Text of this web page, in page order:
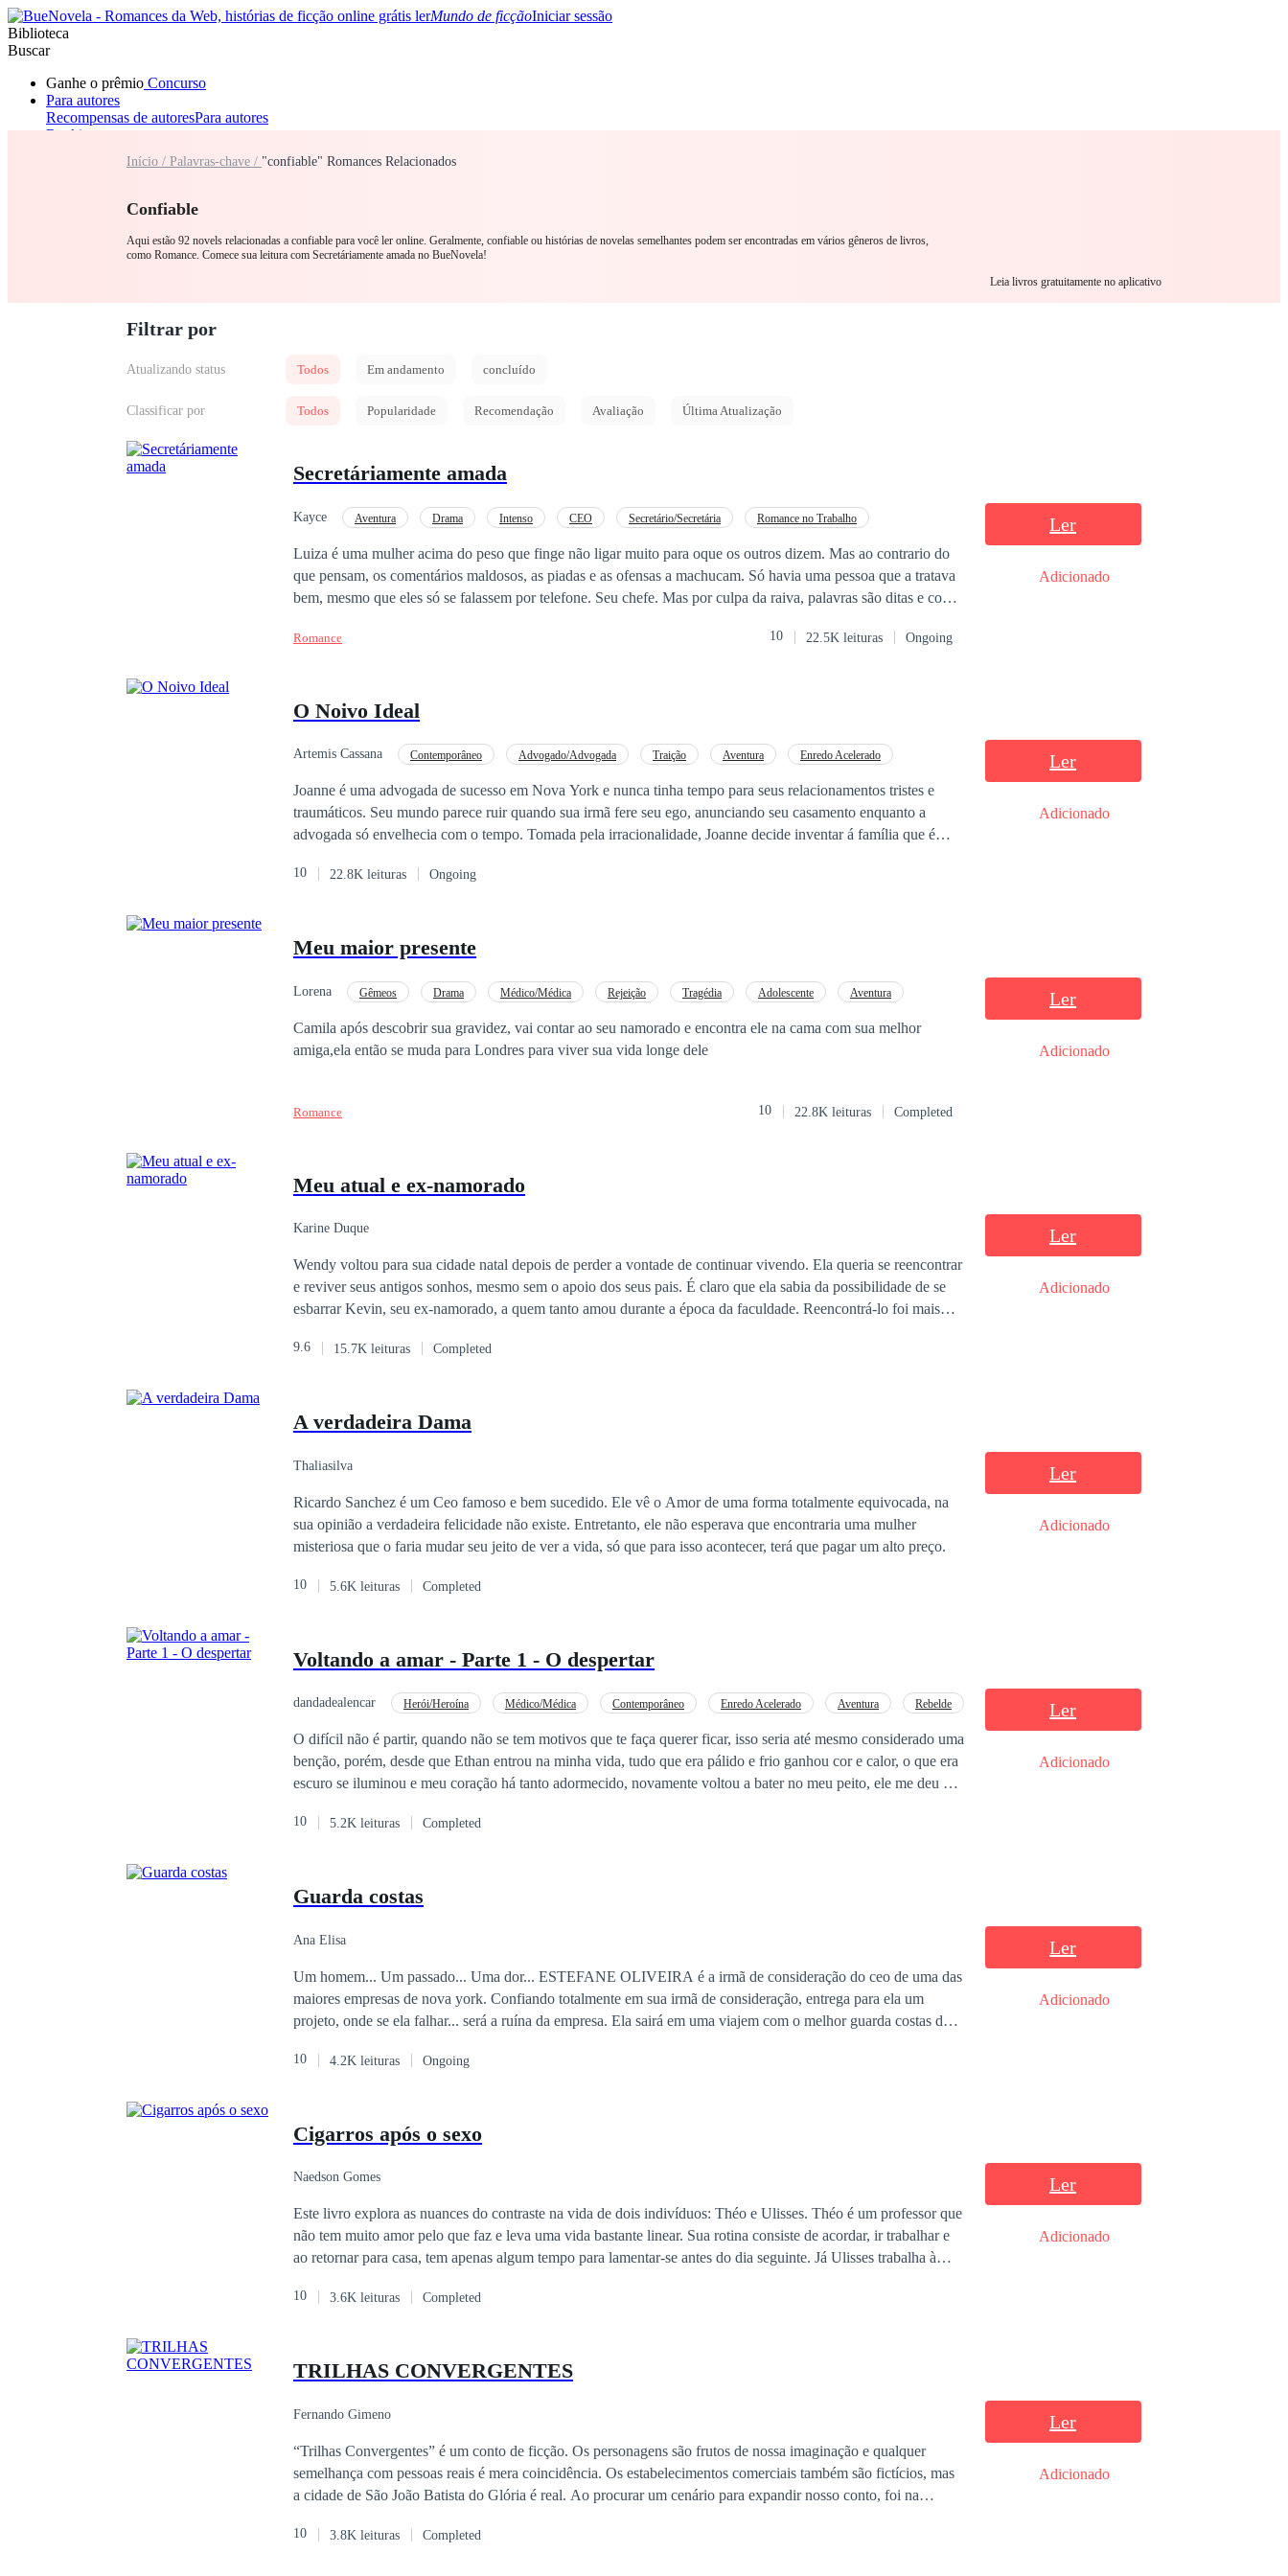
Mundo de ficçãoIniciar sessão
Biblioteca
Buscar
Ganhe o prêmio Concurso
Para autores
Recompensas de autoresPara autores
Ranking
RomanceLobisomem
Início / Palavras-chave / "confiable" Romances Relacionados
Confiable
Aqui estão 92 novels relacionadas a confiable para você ler online. Geralmente, confiable ou histórias de novelas semelhantes podem ser encontradas em vários gêneros de livros,
como Romance. Comece sua leitura com Secretáriamente amada no BueNovela!
Leia livros gratuitamente no aplicativo
Filtrar por
Atualizando status Todos Em andamento concluído
Classificar por Todos Popularidade Recomendação Avaliação Última Atualização
Secretáriamente amada
Kayce Aventura Drama Intenso CEO Secretário/Secretária Romance no Trabalho
Luiza é uma mulher acima do peso que finge não ligar muito para oque os outros dizem. Mas ao contrario do
que pensam, os comentários maldosos, as piadas e as ofensas a machucam. Só havia uma pessoa que a tratava
bem, mesmo que eles só se falassem por telefone. Seu chefe. Mas por culpa da raiva, palavras são ditas e como
e Luiza irá descobrir da pior forma como sua vida tem sido e achará aconchego onde menos se espera.
Romance 10 22.5K leituras Ongoing
Ler
Adicionado
O Noivo Ideal
Artemis Cassana Contemporâneo Advogado/Advogada Traição Aventura
Enredo Acelerado
Joanne é uma advogada de sucesso em Nova York e nunca tinha tempo para seus relacionamentos tristes e
traumáticos. Seu mundo parece ruir quando sua irmã fere seu ego, anunciando seu casamento enquanto a
advogada só envelhecia com o tempo. Tomada pela irracionalidade, Joanne decide inventar á família que é
mostrará a sua família como ela era sortuda por tê-lo como futuro marido, o que Joanne nunca imaginou era
10 22.8K leituras Ongoing
Ler
Adicionado
Meu maior presente
Lorena Gêmeos Drama Médico/Médica Rejeição Tragédia Adolescente
Aventura
Camila após descobrir sua gravidez, vai contar ao seu namorado e encontra ele na cama com sua melhor
amiga,ela então se muda para Londres para viver sua vida longe dele
Romance 10 22.8K leituras Completed
Ler
Adicionado
Meu atual e ex-namorado
Karine Duque
Wendy voltou para sua cidade natal depois de perder a vontade de continuar vivendo. Ela queria se reencontrar
e reviver seus antigos sonhos, mesmo sem o apoio dos seus pais. É claro que ela sabia da possibilidade de se
esbarrar Kevin, seu ex-namorado, a quem tanto amou durante a época da faculdade. Reencontrá-lo foi mais
guardou por tanto tempo. Cinco anos se passaram e certamente eles não são mais as mesmas pessoas, mas o
9.6 15.7K leituras Completed
Ler
Adicionado
A verdadeira Dama
Thaliasilva
Ricardo Sanchez é um Ceo famoso e bem sucedido. Ele vê o Amor de uma forma totalmente equivocada, na
sua opinião a verdadeira felicidade não existe. Entretanto, ele não esperava que encontraria uma mulher
misteriosa que o faria mudar seu jeito de ver a vida, só que para isso acontecer, terá que pagar um alto preço.
10 5.6K leituras Completed
Ler
Adicionado
Voltando a amar - Parte 1 - O despertar
dandadealencar Herói/Heroína Médico/Médica Contemporâneo Enredo Acelerado Aventura
Rebelde
O difícil não é partir, quando não se tem motivos que te faça querer ficar, isso seria até mesmo considerado uma
benção, porém, desde que Ethan entrou na minha vida, tudo que era pálido e frio ganhou cor e calor, o que era
escuro se iluminou e meu coração há tanto adormecido, novamente voltou a bater no meu peito, ele me deu um
dentes a vida, irônico até, depois de ter desejado que ela me fosse tirada, mas agora não sou apenas eu quem
charmoso ortopedista chega a cidade, trazendo consigo seus próprios medos e uma vontade enorme de reviver
bem ao lado, literalmente...
10 5.2K leituras Completed
Ler
Adicionado
Guarda costas
Ana Elisa
Um homem... Um passado... Uma dor... ESTEFANE OLIVEIRA é a irmã de consideração do ceo de uma das
maiores empresas de nova york. Confiando totalmente em sua irmã de consideração, entrega para ela um
projeto, onde se ela falhar... será a ruína da empresa. Ela sairá em uma viajem com o melhor guarda costas da
realmente é james willian?
10 4.2K leituras Ongoing
Ler
Adicionado
Cigarros após o sexo
Naedson Gomes
Este livro explora as nuances do contraste na vida de dois indivíduos: Théo e Ulisses. Théo é um professor que
não tem muito amor pelo que faz e leva uma vida bastante linear. Sua rotina consiste de acordar, ir trabalhar e
ao retornar para casa, tem apenas algum tempo para lamentar-se antes do dia seguinte. Já Ulisses trabalha à
clientes. Ambos no entanto acabam conhecendo uma garota meiga e gentil chamada Geovana, que tem o
alguém.
10 3.6K leituras Completed
Ler
Adicionado
TRILHAS CONVERGENTES
Fernando Gimeno
“Trilhas Convergentes” é um conto de ficção. Os personagens são frutos de nossa imaginação e qualquer
semelhança com pessoas reais é mera coincidência. Os estabelecimentos comerciais também são fictícios, mas
a cidade de São João Batista do Glória é real. Ao procurar um cenário para expandir nosso conto, foi na
o ambiente propício para o incremento místico e esotérico necessário ao desenvolvimento da obra. “Trilhas
10 3.8K leituras Completed
Ler
Adicionado